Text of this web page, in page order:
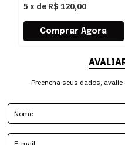
5 x de R$ 120,00
Preencha seus dados,